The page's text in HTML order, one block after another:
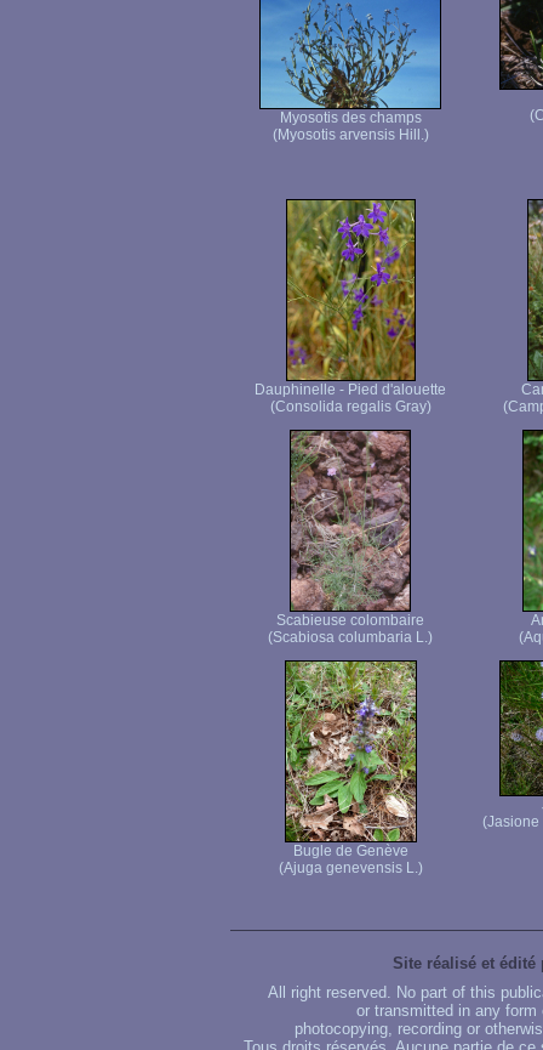
Myosotis des champs
(Myosotis arvensis Hill.)
Dauphinelle - Pied d'alouette
(Consolida regalis Gray)
Scabieuse colombaire
(Scabiosa columbaria L.)
Bugle de Genève
(Ajuga genevensis L.)
Site réalisé et édité
All right reserved. No part of this
or transmitted in any
photocopying, recording or